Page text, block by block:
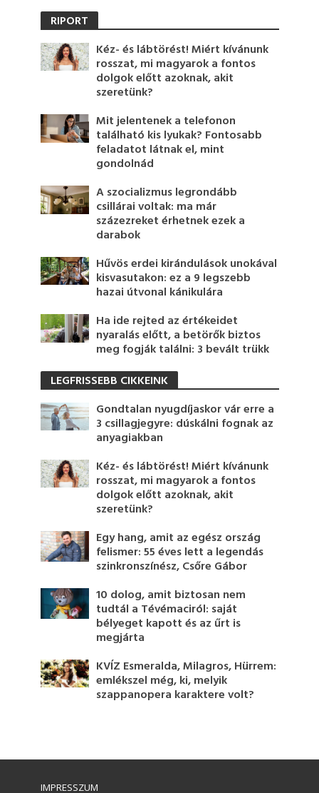
RIPORT
Kéz- és lábtörést! Miért kívánunk
rosszat, mi magyarok a fontos
dolgok előtt azoknak, akit
szeretünk?
Mit jelentenek a telefonon
található kis lyukak? Fontosabb
feladatot látnak el, mint
gondolnád
A szocializmus legrondább
csillárai voltak: ma már
százezreket érhetnek ezek a
darabok
Hűvös erdei kirándulások unokával
kisvasutakon: ez a 9 legszebb
hazai útvonal kánikulára
Ha ide rejted az értékeidet
nyaralás előtt, a betörők biztos
meg fogják találni: 3 bevált trükk
LEGFRISSEBB CIKKEINK
Gondtalan nyugdíjaskor vár erre a
3 csillagjegyre: dúskálni fognak az
anyagiakban
Kéz- és lábtörést! Miért kívánunk
rosszat, mi magyarok a fontos
dolgok előtt azoknak, akit
szeretünk?
Egy hang, amit az egész ország
felismer: 55 éves lett a legendás
szinkronszínész, Csőre Gábor
10 dolog, amit biztosan nem
tudtál a Tévémaciról: saját
bélyeget kapott és az űrt is
megjárta
KVÍZ Esmeralda, Milagros, Hürrem:
emlékszel még, ki, melyik
szappanopera karaktere volt?
IMPRESSZUM